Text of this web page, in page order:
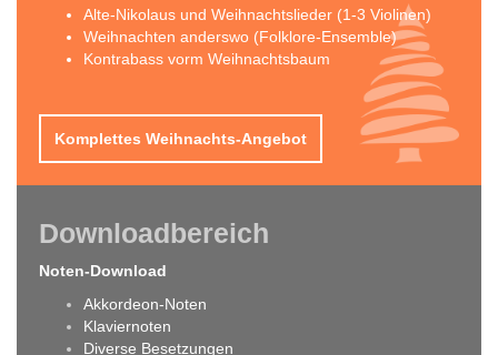
Alte-Nikolaus und Weihnachtslieder (1-3 Violinen)
Weihnachten anderswo (Folklore-Ensemble)
Kontrabass vorm Weihnachtsbaum
Komplettes Weihnachts-Angebot
Downloadbereich
Noten-Download
Akkordeon-Noten
Klaviernoten
Diverse Besetzungen